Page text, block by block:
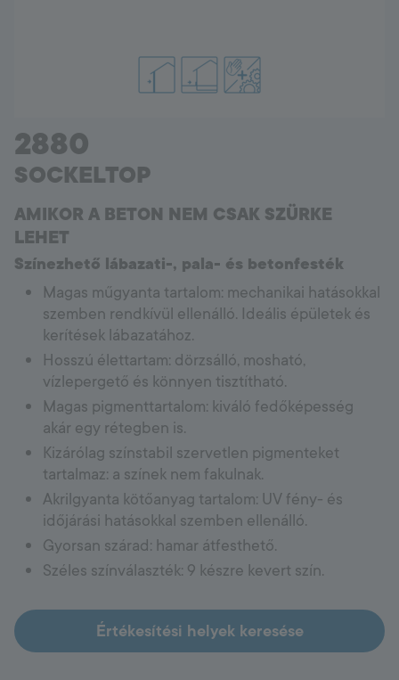
2880
SOCKELTOP
AMIKOR A BETON NEM CSAK SZÜRKE
LEHET
Színezhető lábazati-, pala- és betonfesték
Magas műgyanta tartalom: mechanikai hatásokkal
szemben rendkívül ellenálló. Ideális épületek és
kerítések lábazatához.
Hosszú élettartam: dörzsálló, mosható,
vízlepergető és könnyen tisztítható.
Magas pigmenttartalom: kiváló fedőképesség
akár egy rétegben is.
Kizárólag színstabil szervetlen pigmenteket
tartalmaz: a színek nem fakulnak.
Akrilgyanta kötőanyag tartalom: UV fény- és
időjárási hatásokkal szemben ellenálló.
Gyorsan szárad: hamar átfesthető.
Széles színválaszték: 9 készre kevert szín.
Értékesítési helyek keresése